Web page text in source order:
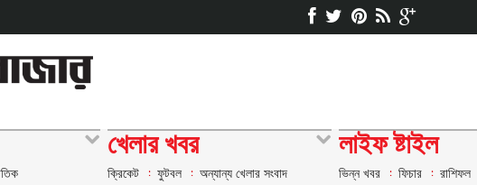
খেলার খবর
ক্রিকেট ফুটবল অন্যান্য খেলার সংবাদ
লাইফ ষ্টাইল
ভিন্ন খবর ফিচার রাশিফল